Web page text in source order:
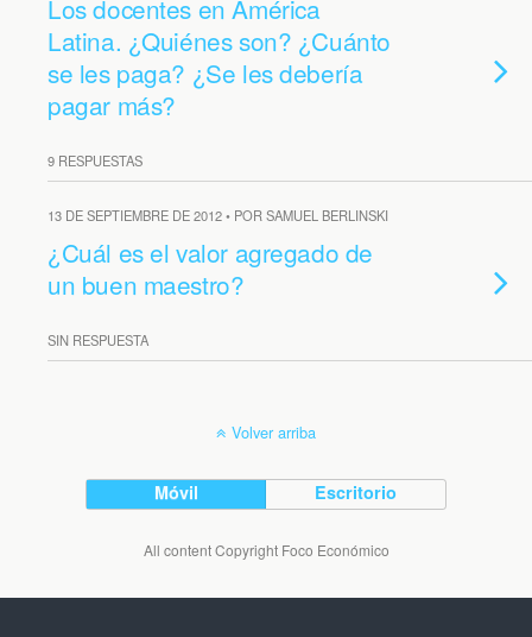
Los docentes en América
Latina. ¿Quiénes son? ¿Cuánto
se les paga? ¿Se les debería
pagar más?
9 RESPUESTAS
13 DE SEPTIEMBRE DE 2012 • POR SAMUEL BERLINSKI
¿Cuál es el valor agregado de
un buen maestro?
SIN RESPUESTA
Volver arriba
Móvil Escritorio
All content Copyright Foco Económico